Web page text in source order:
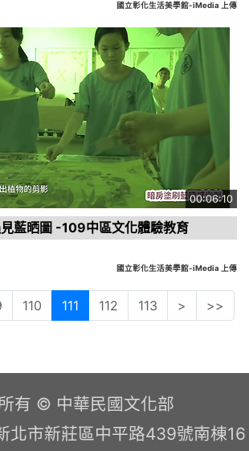
國立彰化生活美學館-iMedia 上傳
00:06:10
藍晒圖 -109中區文化體驗教育
國立彰化生活美學館-iMedia 上傳
110 111 112 113 > >>
有 © 中華民國文化部
北市新莊區中平路439號南棟16